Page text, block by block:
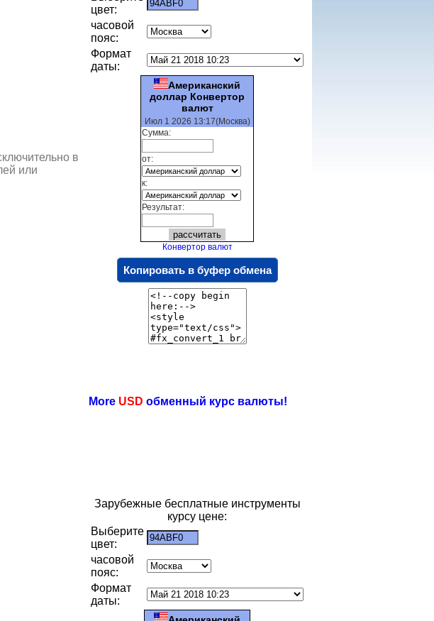
в
или
цвет:
часовой
пояс:
Формат
даты:
Американский
доллар Конвертор
валют
Июл 1 2026 13:17(Москва)
Сумма:
от:
к:
Результат:
Конвертор валют
Копировать в буфер обмена
More USD обменный курс валюты!
Зарубежные бесплатные инструменты
курсу цене:
Выберите
цвет:
часовой
пояс:
Формат
даты: